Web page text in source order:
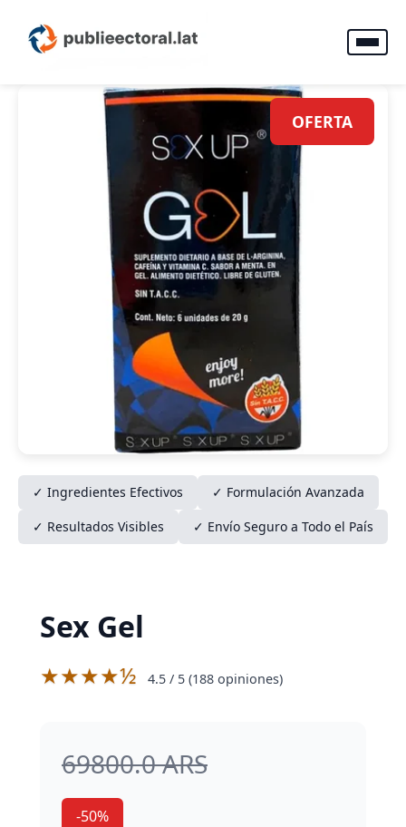
OFERTA
✓ Ingredientes Efectivos
✓ Formulación Avanzada
✓ Resultados Visibles
✓ Envío Seguro a Todo el País
Sex Gel
★★★★½ 4.5 / 5 (188 opiniones)
69800.0 ARS
-50%